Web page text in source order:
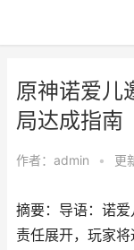
原神诺爱儿
局达成指南
作者： admin • 更
摘要：导语：诺
责任展开，玩家